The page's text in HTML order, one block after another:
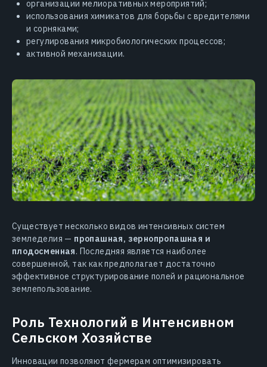
организации мелиоративных мероприятий;
использования химикатов для борьбы с вредителями
и сорняками;
регулирования микробиологических процессов;
активной механизации.
Существует несколько видов интенсивных систем
земледелия — пропашная, зернопропашная и
плодосменная. Последняя является наиболее
совершенной, так как предполагает достаточно
эффективное структурирование полей и рациональное
землепользование.
Роль Технологий в Интенсивном
Сельском Хозяйстве
Инновации позволяют фермерам оптимизировать